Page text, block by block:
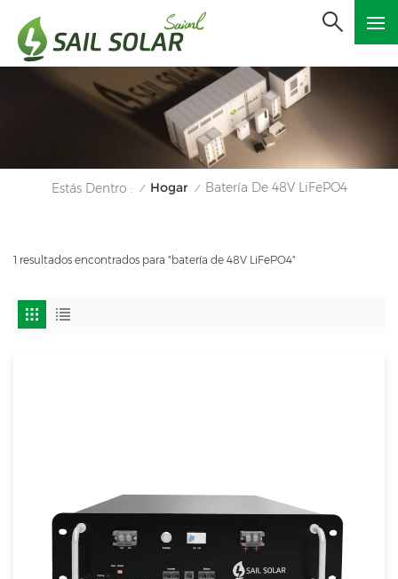
Estás Dentro : / Hogar / Batería De 48V LiFePO4
1 resultados encontrados para "batería de 48V LiFePO4"